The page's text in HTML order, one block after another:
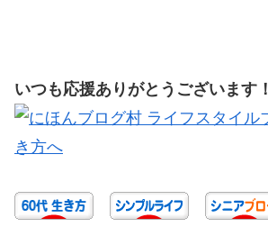
いつも応援ありがとうございます！